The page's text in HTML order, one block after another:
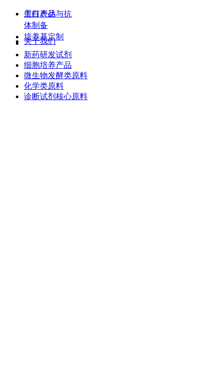
主打产品
关于我们
蛋白表达与抗
体制备
培养基定制
新药研发试剂
细胞培养产品
微生物发酵类原料
化学类原料
诊断试剂核心原料